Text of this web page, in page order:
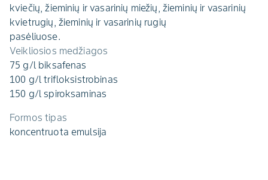
kviečių, žieminių ir vasarinių miežių, žieminių ir vasarinių
kvietrugių, žieminių ir vasarinių rugių
pasėliuose.
Veikliosios medžiagos
75 g/l biksafenas
100 g/l trifloksistrobinas
150 g/l spiroksaminas
Formos tipas
koncentruota emulsija